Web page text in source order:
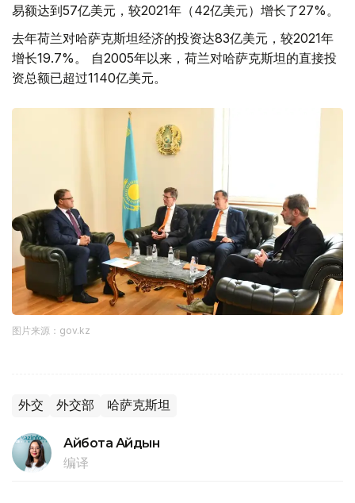
易额达到57亿美元，较2021年（42亿美元）增长了27%。
去年荷兰对哈萨克斯坦经济的投资达83亿美元，较2021年
增长19.7%。 自2005年以来，荷兰对哈萨克斯坦的直接投
资总额已超过1140亿美元。
图片来源：gov.kz
外交 外交部 哈萨克斯坦
Айбота Айдын
编译